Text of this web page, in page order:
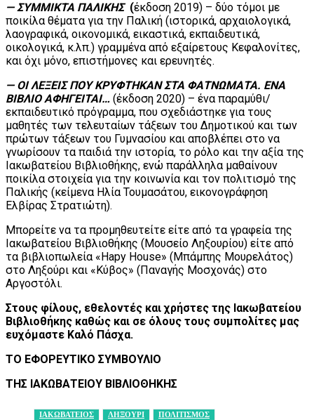
— ΣΥΜΜΙΚΤΑ ΠΑΛΙΚΗΣ (έκδοση 2019) – δύο τόμοι με
ποικίλα θέματα για την Παλική (ιστορικά, αρχαιολογικά,
λαογραφικά, οικονομικά, εικαστικά, εκπαιδευτικά,
οικολογικά, κ.λπ.) γραμμένα από εξαίρετους Κεφαλονίτες,
και όχι μόνο, επιστήμονες και ερευνητές.
— ΟΙ ΛΕΞΕΙΣ ΠΟΥ ΚΡΥΦΤΗΚΑΝ ΣΤΑ ΦΑΤΝΩΜΑΤΑ. ΕΝΑ
ΒΙΒΛΙΟ ΑΦΗΓΕΙΤΑΙ… (έκδοση 2020) – ένα παραμύθι/
εκπαιδευτικό πρόγραμμα, που σχεδιάστηκε για τους
μαθητές των τελευταίων τάξεων του Δημοτικού και των
πρώτων τάξεων του Γυμνασίου και αποβλέπει στο να
γνωρίσουν τα παιδιά την ιστορία, το ρόλο και την αξία της
Ιακωβατείου Βιβλιοθήκης, ενώ παράλληλα μαθαίνουν
ποικίλα στοιχεία για την κοινωνία και τον πολιτισμό της
Παλικής (κείμενα Ηλία Τουμασάτου, εικονογράφηση
Ελβίρας Στρατιώτη).
Μπορείτε να τα προμηθευτείτε είτε από τα γραφεία της
Ιακωβατείου Βιβλιοθήκης (Μουσείο Ληξουρίου) είτε από
τα βιβλιοπωλεία «Hapy House» (Mπάμπης Μουρελάτος)
στο Ληξούρι και «Κύβος» (Παναγής Μοσχονάς) στο
Αργοστόλι.
Στους φίλους, εθελοντές και χρήστες της Ιακωβατείου
Βιβλιοθήκης καθώς και σε όλους τους συμπολίτες μας
ευχόμαστε Καλό Πάσχα.
ΤΟ ΕΦΟΡΕΥΤΙΚΟ ΣΥΜΒΟΥΛΙΟ
ΤΗΣ ΙΑΚΩΒΑΤΕΙΟΥ ΒΙΒΛΙΟΘΗΚΗΣ
ΙΑΚΩΒΑΤΕΙΟΣ ΛΗΞΟΥΡΙ ΠΟΛΙΤΙΣΜΟΣ